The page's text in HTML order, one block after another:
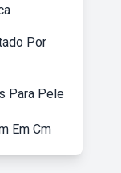
Por
Para Pele
Em Cm